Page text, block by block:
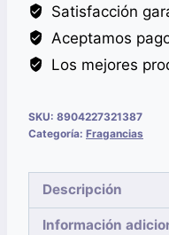
Satisfacción
Aceptamos
Los mejores
SKU: 8904227321387
Categoría: Fragancias
Descripción
Información